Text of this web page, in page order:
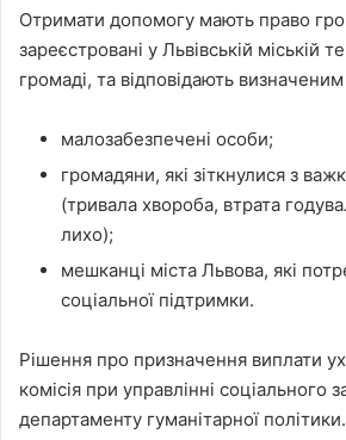
Отримати допомогу мають право
зареєстровані у Львівській міській
громаді, та відповідають
малозабезпечені особи;
громадяни, які зіткнулися з
(тривала хвороба, втрата
лихо);
мешканці міста Львова, які
соціальної підтримки.
Рішення про призначення виплати
комісія при управлінні соціального
департаменту гуманітарної